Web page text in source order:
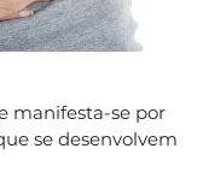
manifesta-se por
se desenvolvem